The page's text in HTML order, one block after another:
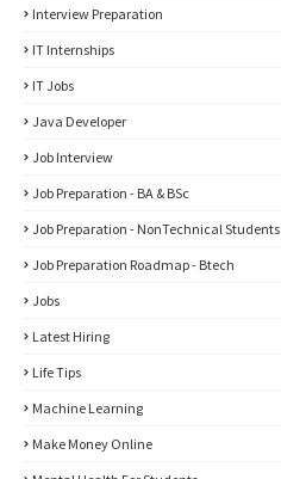
Interview Preparation
IT Internships
IT Jobs
Java Developer
Job Interview
Job Preparation - BA & BSc
Job Preparation - NonTechnical Students
Job Preparation Roadmap - Btech
Jobs
Latest Hiring
Life Tips
Machine Learning
Make Money Online